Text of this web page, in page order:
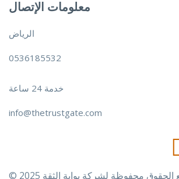
معلومات الإتصال
الرياض
0536185532
خدمة 24 ساعة
info@thetrustgate.com